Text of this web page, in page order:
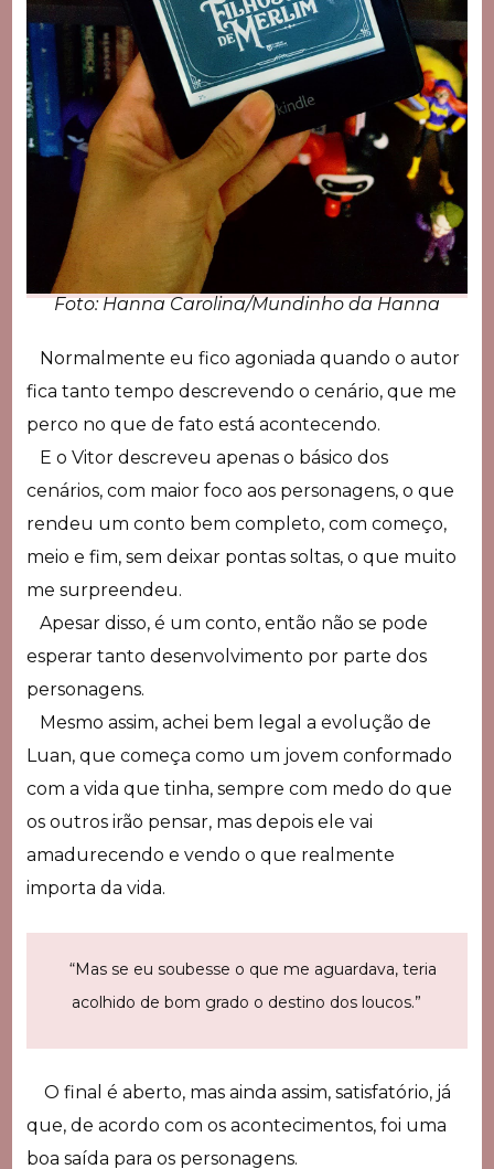
Foto: Hanna Carolina/Mundinho da Hanna
Normalmente eu fico agoniada quando o autor
fica tanto tempo descrevendo o cenário, que me
perco no que de fato está acontecendo.
E o Vitor descreveu apenas o básico dos
cenários, com maior foco aos personagens, o que
rendeu um conto bem completo, com começo,
meio e fim, sem deixar pontas soltas, o que muito
me surpreendeu.
Apesar disso, é um conto, então não se pode
esperar tanto desenvolvimento por parte dos
personagens.
Mesmo assim, achei bem legal a evolução de
Luan, que começa como um jovem conformado
com a vida que tinha, sempre com medo do que
os outros irão pensar, mas depois ele vai
amadurecendo e vendo o que realmente
importa da vida.
“Mas se eu soubesse o que me aguardava, teria
acolhido de bom grado o destino dos loucos.”
O final é aberto, mas ainda assim, satisfatório, já
que, de acordo com os acontecimentos, foi uma
boa saída para os personagens.